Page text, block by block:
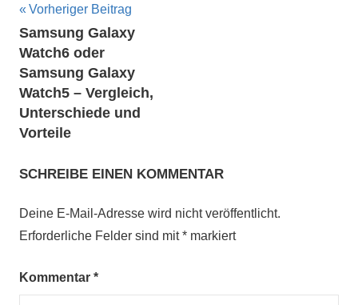
Beitragsnavigation
Vorheriger Beitrag
Samsung Galaxy
Watch6 oder
Samsung Galaxy
Watch5 – Vergleich,
Unterschiede und
Vorteile
SCHREIBE EINEN KOMMENTAR
Deine E-Mail-Adresse wird nicht veröffentlicht.
Erforderliche Felder sind mit* markiert
Kommentar *